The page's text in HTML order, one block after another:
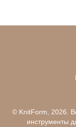
© KnitForm, 2026.
инструменты